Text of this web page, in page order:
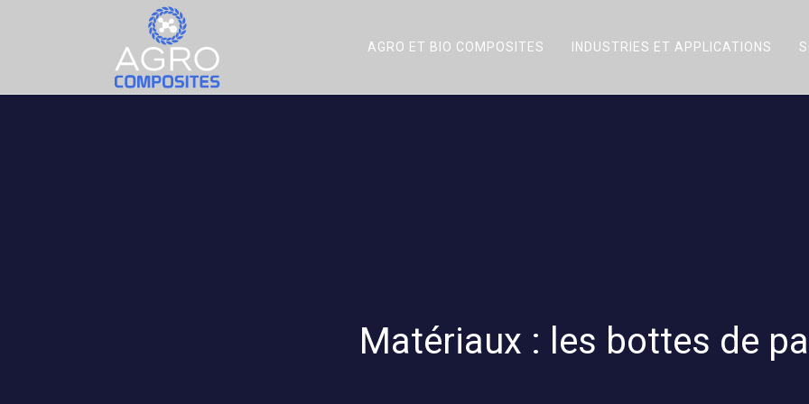
AGRO ET BIO COMPOSITES INDUSTRIES ET APPLICATIONS
Matériaux : les bottes de